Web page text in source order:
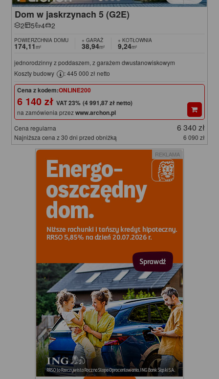
Dom w jaskrzynach 5 (G2E)
2 5 4 2
POWIERZCHNIA DOMU
174,11m²
+ GARAŻ
38,94m²
+ KOTŁOWNIA
9,24m²
jednorodzinny z poddaszem, z garażem dwustanowiskowym
Koszty budowy
: 445 000 zł netto
Cena z kodem:ONLINE200
6 140 zł (4 991,87 zł netto)
na zamówienia przezwww.archon.pl
Cena regularna 6 340 zł
Najniższa cena z 30 dni przed obniżką 6 090 zł
REKLAMA